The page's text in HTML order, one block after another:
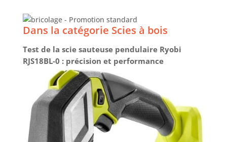
Dans la catégorie Scies à bois
Test de la scie sauteuse pendulaire Ryobi
RJS18BL-0 : précision et performance